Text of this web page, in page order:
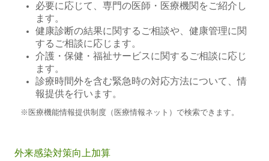
必要に応じて、専門の医師・医療機関をご紹介し
ます。
健康診断の結果に関するご相談や、健康管理に関
するご相談に応じます。
介護・保健・福祉サービスに関するご相談に応じ
ます。
診療時間外を含む緊急時の対応方法について、情
報提供を行います。
※医療機能情報提供制度（医療情報ネット）で検索できます。
外来感染対策向上加算